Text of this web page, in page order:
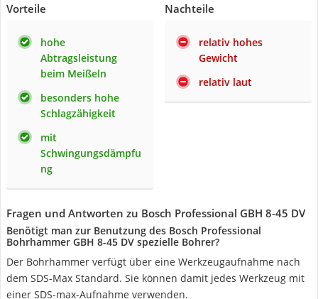
Vorteile
hohe
Abtragsleistung
beim Meißeln
besonders hohe
Schlagzähigkeit
mit
Schwingungsdämpfu
ng
Nachteile
relativ hohes
Gewicht
relativ laut
Fragen und Antworten zu Bosch Professional GBH 8-45 DV
Benötigt man zur Benutzung des Bosch Professional
Bohrhammer GBH 8-45 DV spezielle Bohrer?
Der Bohrhammer verfügt über eine Werkzeugaufnahme nach
dem SDS-Max Standard. Sie können damit jedes Werkzeug mit
einer SDS-max-Aufnahme verwenden.